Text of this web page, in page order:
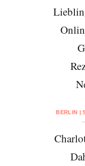
BERLIN |